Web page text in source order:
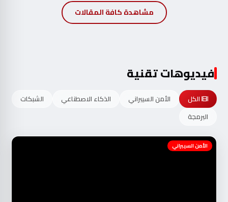
مشاهدة كافة المقالات
فيديوهات تقنية
الكل الأمن السيبراني الذكاء الاصطناعي
الشبكات
البرمجة
الأمن السيبراني